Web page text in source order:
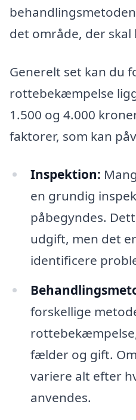
det område, der skal
Generelt set kan du
rottebekæmpelse
1.500 og 4.000
faktorer, som kan
Inspektion:
en grundig
påbegyndes.
udgift, men det
identificere
forskellige
fælder og gift.
variere alt efter
anvendes.